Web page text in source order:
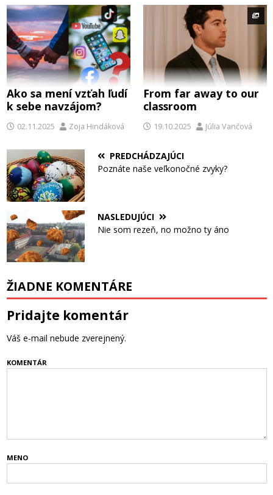
Ako sa mení vzťah ľudí
k sebe navzájom?
02.11.2025 Zoja Hindáková
From far away to our
classroom
19.10.2025 Júlia Vančová
PREDCHÁDZAJÚCI
Poznáte naše veľkonočné zvyky?
NASLEDUJÚCI
Nie som rezeň, no možno ty áno
ŽIADNE KOMENTÁRE
Pridajte komentár
Váš e-mail nebude zverejnený.
KOMENTÁR
MENO